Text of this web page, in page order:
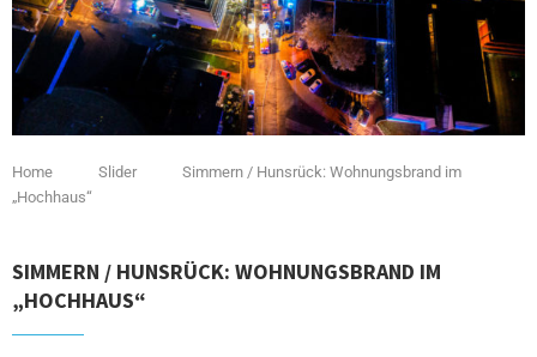
Home Slider
Simmern / Hunsrück: Wohnungsbrand im
„Hochhaus“
SIMMERN / HUNSRÜCK: WOHNUNGSBRAND IM
„HOCHHAUS“